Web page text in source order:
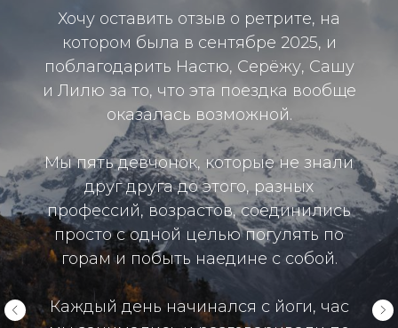
Хочу оставить отзыв о ретрите, на
котором была в сентябре 2025, и
поблагодарить Настю, Серёжу, Сашу
и Лилю за то, что эта поездка вообще
оказалась возможной.
Мы пять девчонок, которые не знали
друг друга до этого, разных
профессий, возрастов, соединились
просто с одной целью погулять по
горам и побыть наедине с собой.
Каждый день начинался с йоги, час